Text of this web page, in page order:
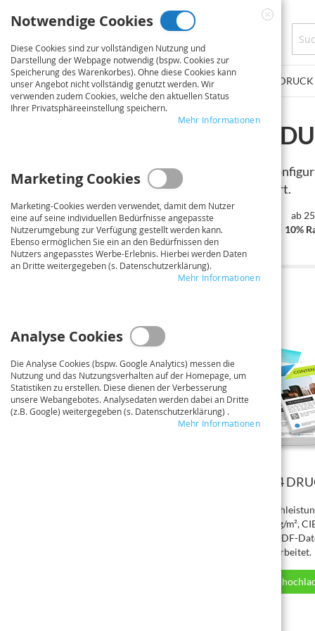
zum
Inhalt
PLOTSERVICE PLAKATE/POSTER FINE ART DRUCK
DIN A4 DRUCK &
Auf dieser Seite können Sie Ihren Auftrag
Abschließend wählen Sie die Ausführungsart.
ab 100 €
5% Rabatt
ab
10%
DIN A4
Ihre Dokumente werden auf
zertifiziertes Papier (80g/m² u. 100g/m²,
Bindung/Broschüre wird jede PDF-
verarbeitet.
Dateien
Notwendige Cookies
Diese Cookies sind zur vollständigen Nutzung und
Darstellung der Webpage notwendig (bspw. Cookies zur
Speicherung des Warenkorbes). Ohne diese Cookies kann
unser Angebot nicht vollständig genutzt werden. Wir
verwenden zudem Cookies, welche den aktuellen Status
Ihrer Privatsphäreeinstellung speichern.
Mehr Informationen
Marketing Cookies
Marketing-Cookies werden verwendet, damit dem Nutzer
eine auf seine individuellen Bedürfnisse angepasste
Nutzerumgebung zur Verfügung gestellt werden kann.
Ebenso ermöglichen Sie ein an den Bedürfnissen den
Nutzers angepasstes Werbe-Erlebnis. Hierbei werden Daten
an Dritte weitergegeben (s. Datenschutzerklärung).
Mehr Informationen
Analyse Cookies
Die Analyse Cookies (bspw. Google Analytics) messen die
Nutzung und das Nutzungsverhalten auf der Homepage, um
Statistiken zu erstellen. Diese dienen der Verbesserung
unsere Webangebotes. Analysedaten werden dabei an Dritte
(z.B. Google) weitergegeben (s. Datenschutzerklärung) .
Mehr Informationen